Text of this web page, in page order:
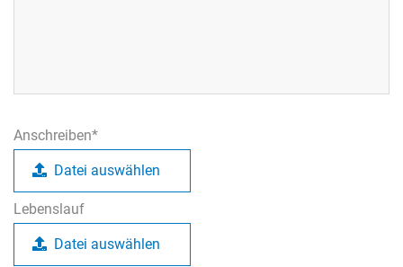
Anschreiben*
Datei auswählen
Lebenslauf
Datei auswählen